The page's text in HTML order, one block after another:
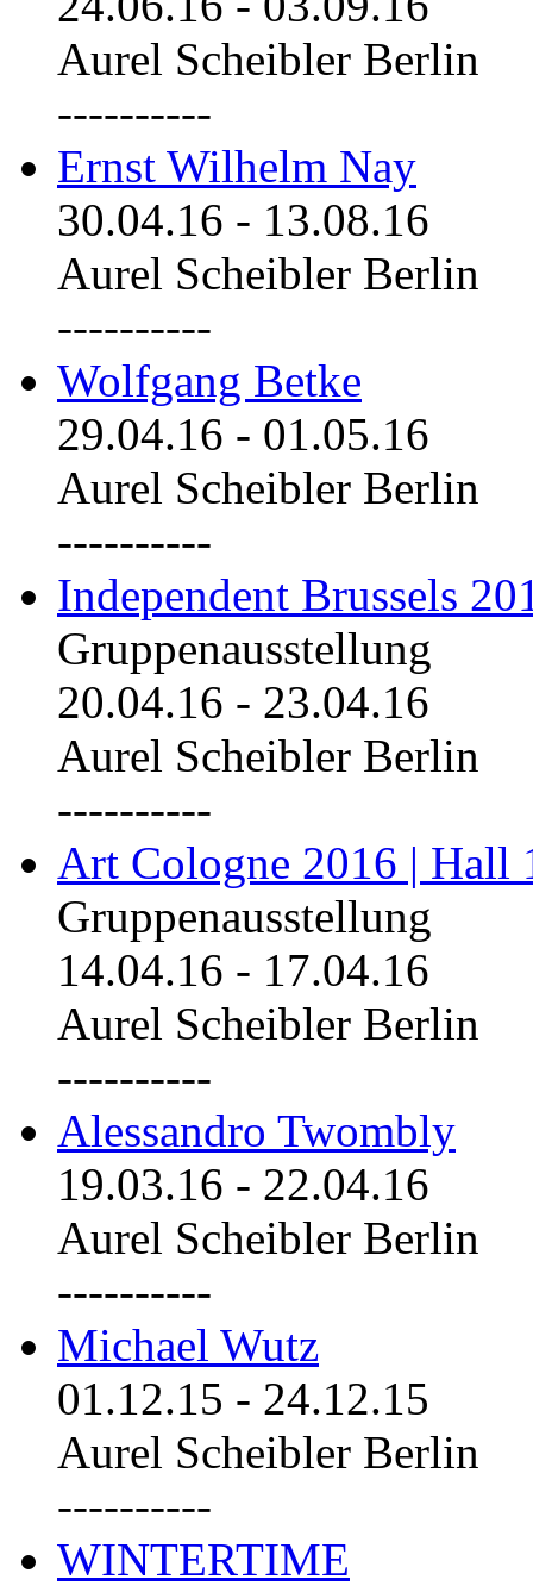
Aurel Scheibler Berlin
----------
Ernst Wilhelm Nay
30.04.16 - 13.08.16
Aurel Scheibler Berlin
----------
Wolfgang Betke
29.04.16 - 01.05.16
Aurel Scheibler Berlin
----------
Independent Brussels
Gruppenausstellung
20.04.16 - 23.04.16
Aurel Scheibler Berlin
----------
Art Cologne 2016 | Hall
Gruppenausstellung
14.04.16 - 17.04.16
Aurel Scheibler Berlin
----------
Alessandro Twombly
19.03.16 - 22.04.16
Aurel Scheibler Berlin
----------
Michael Wutz
01.12.15 - 24.12.15
Aurel Scheibler Berlin
----------
WINTERTIME